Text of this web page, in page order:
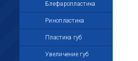
Блефаропластика
Ринопластика
Пластика губ
Увеличение губ